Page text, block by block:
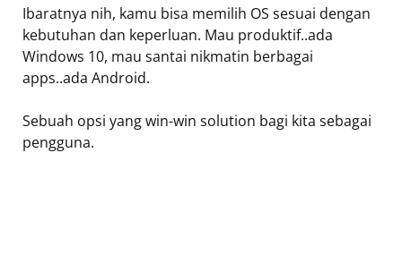
Ibaratnya nih, kamu bisa memilih OS sesuai dengan
kebutuhan dan keperluan. Mau produktif..ada
Windows 10, mau santai nikmatin berbagai
apps..ada Android.
Sebuah opsi yang win-win solution bagi kita sebagai
pengguna.